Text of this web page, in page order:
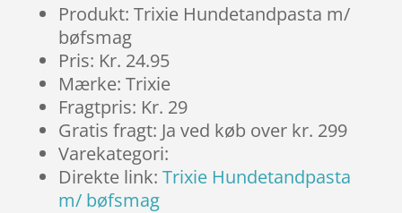
Produkt: Trixie Hundetandpasta m/
bøfsmag
Pris: Kr. 24.95
Mærke: Trixie
Fragtpris: Kr. 29
Gratis fragt: Ja ved køb over kr. 299
Varekategori:
Direkte link: Trixie Hundetandpasta
m/ bøfsmag